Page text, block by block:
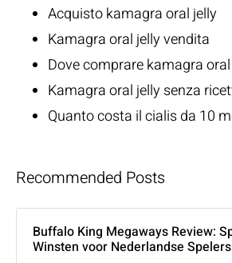
Acquisto kamagra oral jelly
Kamagra oral jelly vendita
Dove comprare kamagra
Kamagra oral jelly senza
Quanto costa il cialis da 10
Recommended Posts
Buffalo King Megaways Review:
Winsten voor Nederlandse Spelers